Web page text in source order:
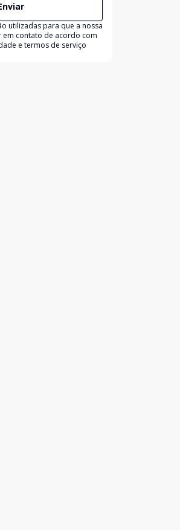
utilizadas para que a nossa
em contato de acordo com
e termos de serviço